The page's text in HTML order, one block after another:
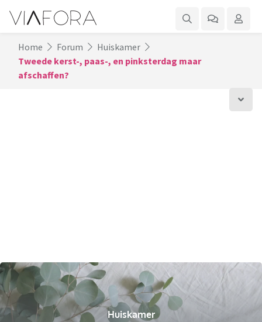
Home Forum
Huiskamer
Tweede kerst-, paas-, en pinksterdag maar
afschaffen?
Huiskamer